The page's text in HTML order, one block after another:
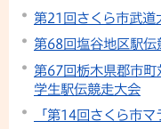
第21回さくら市武道
第68回塩谷地区駅伝
第67回栃木県郡市
学生駅伝競走大会
「第14回さくら市